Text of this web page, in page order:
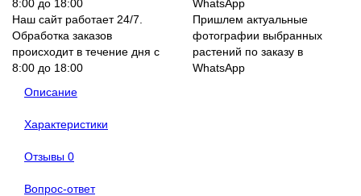
Наш сайт работает 24/7.
Обработка заказов
происходит в течение дня с
8:00 до 18:00
Пришлем актуальные
фотографии выбранных
растений по заказу в
WhatsApp
Описание
Характеристики
Отзывы 0
Вопрос-ответ